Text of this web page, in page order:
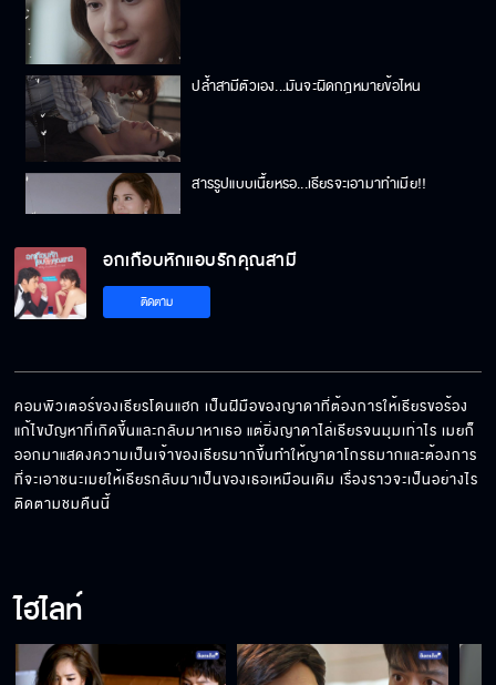
ปล้ำสามีตัวเอง...มันจะผิดกฎหมายข้อไหน
สารรูปแบบเนื้ยหรอ...เธียรจะเอามาทำเมีย!!
อกเกือบหักแอบรักคุณสามี คืนนี้เสนอเป็นตอน
อกเกือบหักแอบรักคุณสามี เร็ว ๆ นี้
อกเกือบหักแอบรักคุณสามี
ติดตาม
คอมพิวเตอร์ของเธียรโดนแฮก เป็นฝีมือของญาดาที่ต้องการให้เธียรขอร้อง
แก้ไขปัญหาที่เกิดขึ้นและกลับมาหาเธอ แต่ยิ่งญาดาไล่เธียรจนมุมเท่าไร เมยก็
ออกมาแสดงความเป็นเจ้าของเธียรมากขึ้นทำให้ญาดาโกรธมากและต้องการ
ที่จะเอาชนะเมยให้เธียรกลับมาเป็นของเธอเหมือนเดิม เรื่องราวจะเป็นอย่างไร
ติดตามชมคืนนี้
ไฮไลท์